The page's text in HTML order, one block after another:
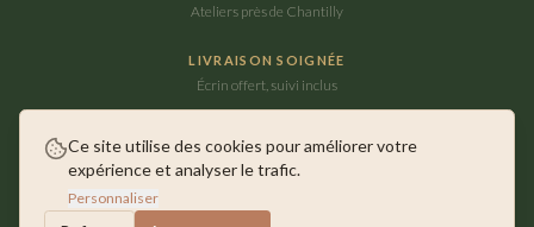
Ateliers près de Chantilly
LIVRAISON SOIGNÉE
Écrin offert, suivi inclus
Faits main près de Chantilly
Ce site utilise des cookies pour améliorer votre
expérience et analyser le trafic.
Personnaliser